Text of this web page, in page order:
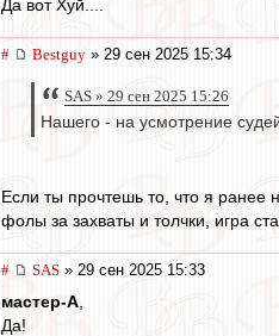
Да вот Хуй....
# Bestguy » 29 сен 2025 15:34
SAS » 29 сен 2025 15:26
Нашего - на усмотрение
Если ты прочтешь то, что я ранее
фолы за захваты и толчки, игра
# SAS » 29 сен 2025 15:33
мастер-А
Да!